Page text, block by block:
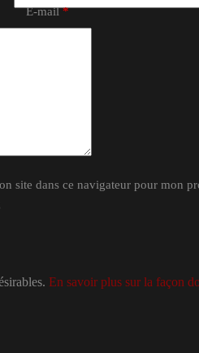
E-mail*
site dans ce navigateur pour mon
En savoir plus sur la façon